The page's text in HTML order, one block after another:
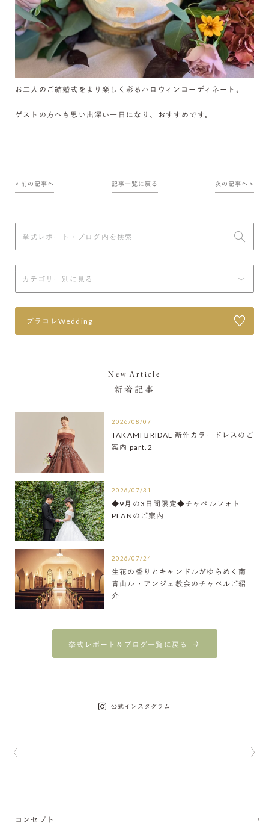
お二人のご結婚式をより楽しく彩るハロウィンコーディネート。
ゲストの方へも思い出深い一日になり、おすすめです。
< 前の記事へ 記事一覧に戻る 次の記事へ >
プラコレWedding
New Article
新着記事
2026/08/07
TAKAMI BRIDAL 新作カラードレスのご
案内 part.2
2026/07/31
◆9月の3日間限定◆チャペルフォト
PLANのご案内
2026/07/24
生花の香りとキャンドルがゆらめく南
青山ル・アンジェ教会のチャペルご紹
介
挙式レポート＆ブログ一覧に戻る
公式インスタグラム
コンセプト